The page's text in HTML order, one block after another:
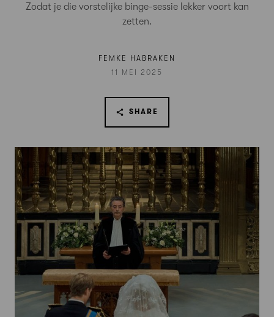
Zodat je die vorstelijke binge-sessie lekker voort kan
zetten.
FEMKE HABRAKEN
11 MEI 2025
SHARE